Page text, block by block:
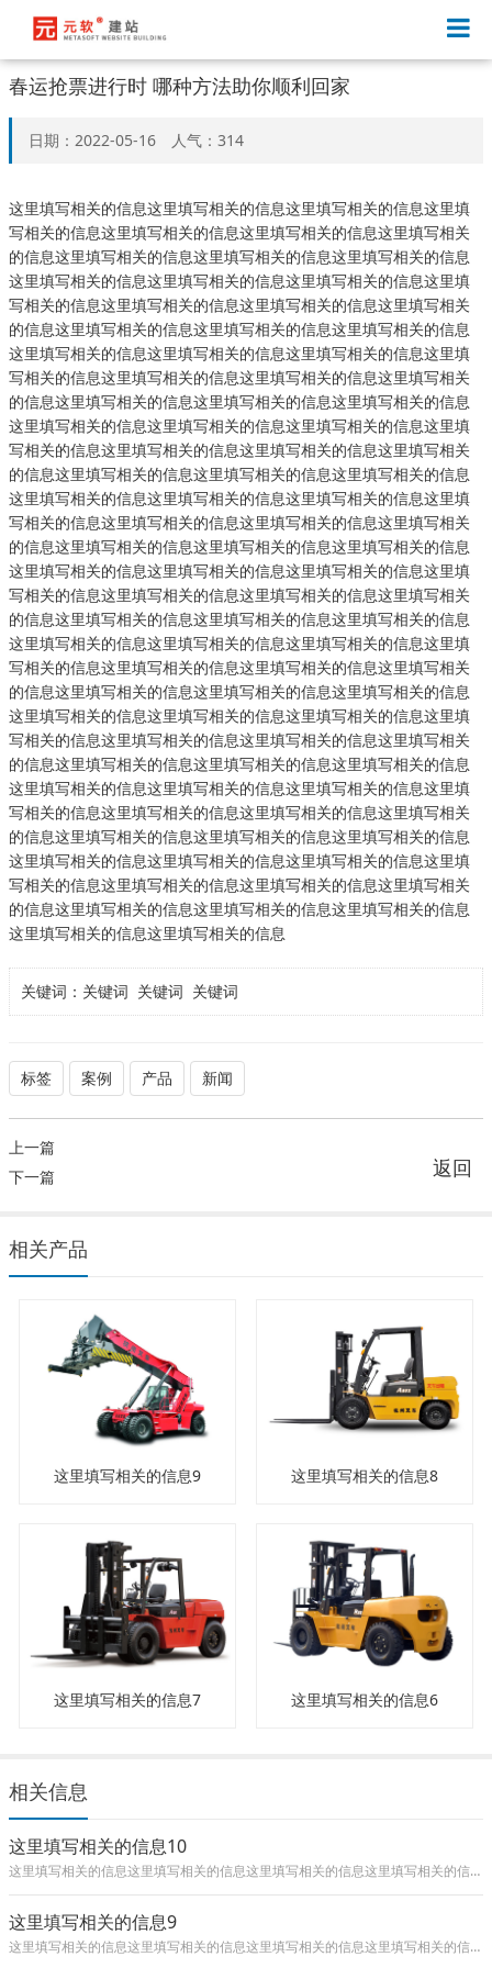
春运抢票进行时 哪种方法助你顺利回家
日期：2022-05-16 人气：314
这里填写相关的信息这里填写相关的信息这里填写相关的信息这里填
写相关的信息这里填写相关的信息这里填写相关的信息这里填写相关
的信息这里填写相关的信息这里填写相关的信息这里填写相关的信息
这里填写相关的信息这里填写相关的信息这里填写相关的信息这里填
写相关的信息这里填写相关的信息这里填写相关的信息这里填写相关
的信息这里填写相关的信息这里填写相关的信息这里填写相关的信息
这里填写相关的信息这里填写相关的信息这里填写相关的信息这里填
写相关的信息这里填写相关的信息这里填写相关的信息这里填写相关
的信息这里填写相关的信息这里填写相关的信息这里填写相关的信息
这里填写相关的信息这里填写相关的信息这里填写相关的信息这里填
写相关的信息这里填写相关的信息这里填写相关的信息这里填写相关
的信息这里填写相关的信息这里填写相关的信息这里填写相关的信息
这里填写相关的信息这里填写相关的信息这里填写相关的信息这里填
写相关的信息这里填写相关的信息这里填写相关的信息这里填写相关
的信息这里填写相关的信息这里填写相关的信息这里填写相关的信息
这里填写相关的信息这里填写相关的信息这里填写相关的信息这里填
写相关的信息这里填写相关的信息这里填写相关的信息这里填写相关
的信息这里填写相关的信息这里填写相关的信息这里填写相关的信息
这里填写相关的信息这里填写相关的信息这里填写相关的信息这里填
写相关的信息这里填写相关的信息这里填写相关的信息这里填写相关
的信息这里填写相关的信息这里填写相关的信息这里填写相关的信息
这里填写相关的信息这里填写相关的信息这里填写相关的信息这里填
写相关的信息这里填写相关的信息这里填写相关的信息这里填写相关
的信息这里填写相关的信息这里填写相关的信息这里填写相关的信息
这里填写相关的信息这里填写相关的信息这里填写相关的信息这里填
写相关的信息这里填写相关的信息这里填写相关的信息这里填写相关
的信息这里填写相关的信息这里填写相关的信息这里填写相关的信息
这里填写相关的信息这里填写相关的信息这里填写相关的信息这里填
写相关的信息这里填写相关的信息这里填写相关的信息这里填写相关
的信息这里填写相关的信息这里填写相关的信息这里填写相关的信息
这里填写相关的信息这里填写相关的信息
关键词： 关键词 关键词 关键词
标签 案例 产品 新闻
上一篇
下一篇
返回
相关产品
这里填写相关的信息9 这里填写相关的信息8
这里填写相关的信息7 这里填写相关的信息6
相关信息
这里填写相关的信息10
这里填写相关的信息这里填写相关的信息这里填写相关的信息这里填写相关的信息这里填写相关的信息这里填写相关的信息这里填写相关的信息这里填
这里填写相关的信息9
这里填写相关的信息这里填写相关的信息这里填写相关的信息这里填写相关的信息这里填写相关的信息这里填写相关的信息这里填写相关的信息这里填